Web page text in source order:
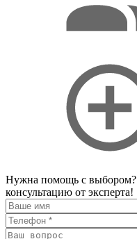
Нужна помощь с выбором?
консультацию от эксперта!